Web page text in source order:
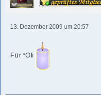
13. Dezember 2009 um 20:57
Für *Oli